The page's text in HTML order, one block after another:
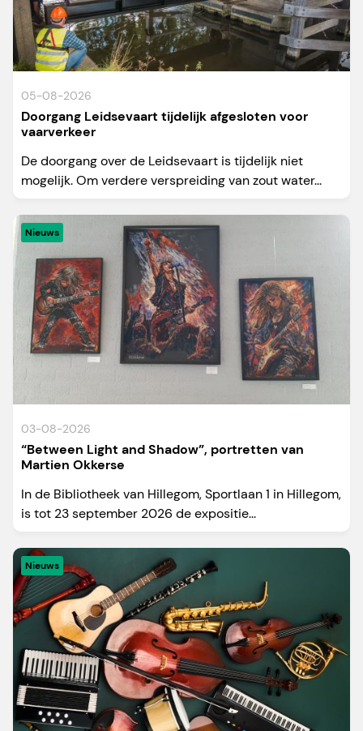
05-08-2026
Doorgang Leidsevaart tijdelijk afgesloten voor
vaarverkeer
De doorgang over de Leidsevaart is tijdelijk niet
mogelijk. Om verdere verspreiding van zout water...
Nieuws
03-08-2026
“Between Light and Shadow”, portretten van
Martien Okkerse
In de Bibliotheek van Hillegom, Sportlaan 1 in Hillegom,
is tot 23 september 2026 de expositie...
Nieuws